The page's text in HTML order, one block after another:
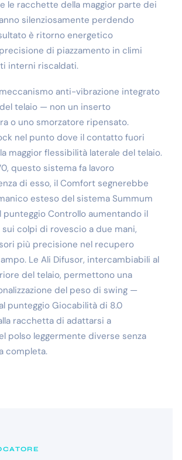
le racchette della maggior parte dei
silenziosamente perdendo
è ritorno energetico
di piazzamento in climi
interni riscaldati.
anti-vibrazione integrato
telaio — non un inserto
o uno smorzatore ripensato.
nel punto dove il contatto fuori
maggior flessibilità laterale del telaio.
questo sistema fa lavoro
di esso, il Comfort segnerebbe
esteso del sistema Summum
Controllo aumentando il
colpi di rovescio a due mani,
più precisione nel recupero
Le Ali Difusor, intercambiabili al
del telaio, permettono una
del peso di swing —
punteggio Giocabilità di 8.0
racchetta di adattarsi a
polso leggermente diverse senza
completa.